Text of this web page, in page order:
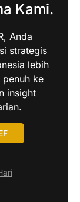
Kami.
Anda
strategis
lebih
penuh ke
insight